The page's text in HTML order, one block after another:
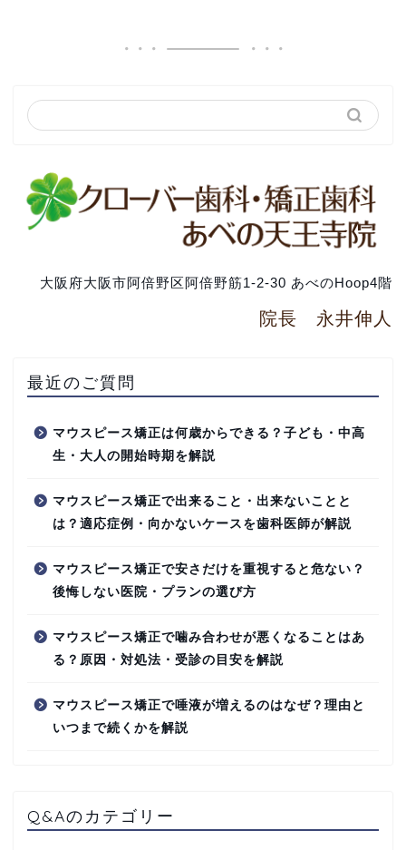
大阪府大阪市阿倍野区阿倍野筋1-2-30 あべのHoop4階
院長 永井伸人
最近のご質問
マウスピース矯正は何歳からできる？子ども・中高
生・大人の開始時期を解説
マウスピース矯正で出来ること・出来ないことと
は？適応症例・向かないケースを歯科医師が解説
マウスピース矯正で安さだけを重視すると危ない？
後悔しない医院・プランの選び方
マウスピース矯正で噛み合わせが悪くなることはあ
る？原因・対処法・受診の目安を解説
マウスピース矯正で唾液が増えるのはなぜ？理由と
いつまで続くかを解説
Q&Aのカテゴリー